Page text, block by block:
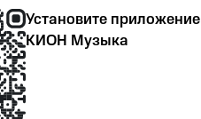
Установите приложение
КИОН Музыка